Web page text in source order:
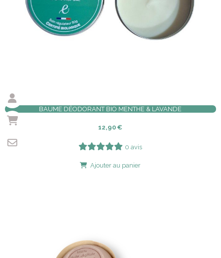
BAUME DÉODORANT BIO MENTHE & LAVANDE
12,90 €
0 avis
Ajouter au panier